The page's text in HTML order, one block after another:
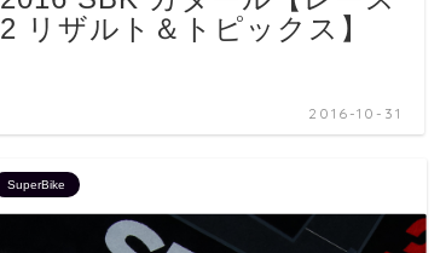
2 リザルト＆トピックス】
2016-10-31
SuperBike